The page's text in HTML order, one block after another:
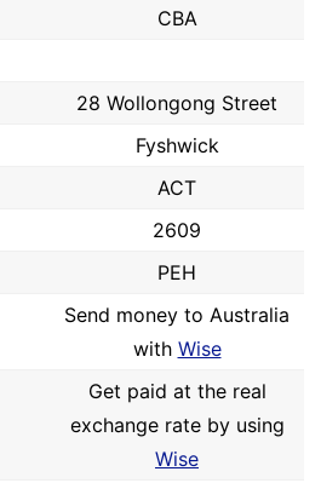
CBA
28 Wollongong Street
Fyshwick
ACT
2609
PEH
Send money to Australia
with Wise
Get paid at the real
exchange rate by using
Wise